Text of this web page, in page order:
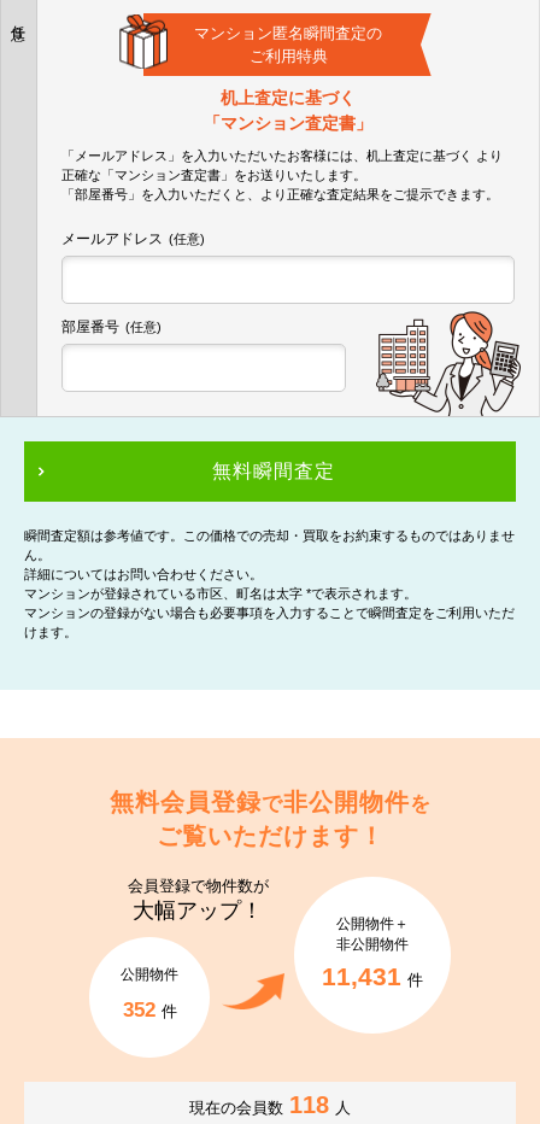
マンション匿名瞬間査定の
ご利用特典
机上査定に基づく
「マンション査定書」
「メールアドレス」を入力いただいたお客様には、机上査定に基づく
より
正確な 「マンション査定書」 をお送りいたします。
「部屋番号」を入力いただくと、より正確な査定結果をご提示できます。
メールアドレス (任意)
部屋番号 (任意)
無料瞬間査定
瞬間査定額は参考値です。この価格での売却・買取をお約束するものではありませ
ん。
詳細についてはお問い合わせください。
マンションが登録されている市区、町名は太字 *で表示されます。
マンションの登録がない場合も必要事項を入力することで瞬間査定をご利用いただ
けます。
無料会員登録で非公開物件を
ご覧いただけます！
会員登録で物件数が
大幅アップ！
公開物件
352 件
公開物件＋
非公開物件
11,431 件
現在の会員数 118 人